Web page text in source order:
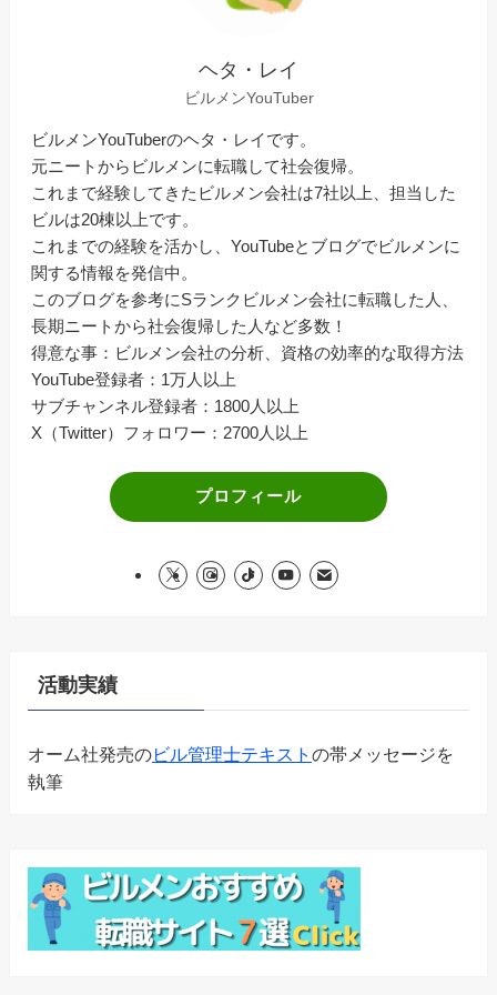
ヘタ・レイ
ビルメンYouTuber
ビルメンYouTuberのヘタ・レイです。
元ニートからビルメンに転職して社会復帰。
これまで経験してきたビルメン会社は7社以上、担当した
ビルは20棟以上です。
これまでの経験を活かし、YouTubeとブログでビルメンに
関する情報を発信中。
このブログを参考にSランクビルメン会社に転職した人、
長期ニートから社会復帰した人など多数！
得意な事：ビルメン会社の分析、資格の効率的な取得方法
YouTube登録者：1万人以上
サブチャンネル登録者：1800人以上
X（Twitter）フォロワー：2700人以上
プロフィール
活動実績
オーム社発売のビル管理士テキスト の帯メッセージを
執筆